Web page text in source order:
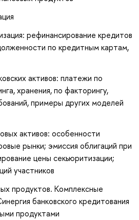
рефинансирование кредитов
по кредитным картам,
активов: платежи по
хранения, по факторингу,
примеры других моделей
активов: особенности
рынки; эмиссия облигаций при
цены секьюритизации;
участников
продуктов. Комплексные
банковского кредитования
продуктами